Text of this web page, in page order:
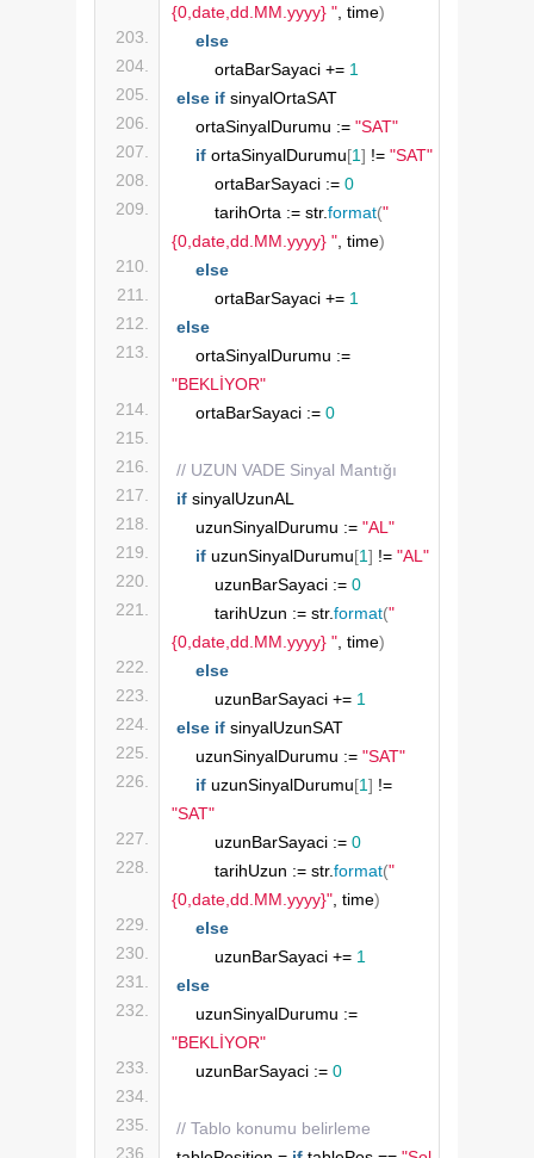
{0,date,dd.MM.yyyy} ", time)
else
        ortaBarSayaci +=
1
else if sinyalOrtaSAT
    ortaSinyalDurumu :=
"SAT"
if ortaSinyalDurumu[1] != "SAT"
        ortaBarSayaci :=
0
        tarihOrta := str.
format("
{0,date,dd.MM.yyyy} ", time)
else
        ortaBarSayaci +=
1
else
"BEKLİYOR"
    ortaBarSayaci :=
0
// UZUN VADE Sinyal Mantığı
if sinyalUzunAL
    uzunSinyalDurumu :=
"AL"
if uzunSinyalDurumu[1] != "AL"
        uzunBarSayaci :=
0
        tarihUzun := str.
format("
{0,date,dd.MM.yyyy} ", time)
else
        uzunBarSayaci +=
1
else if sinyalUzunSAT
    uzunSinyalDurumu :=
"SAT"
if uzunSinyalDurumu[1]
"SAT"
        uzunBarSayaci :=
0
        tarihUzun := str.
format("
{0,date,dd.MM.yyyy}", time)
else
        uzunBarSayaci +=
1
else
"BEKLİYOR"
    uzunBarSayaci :=
0
// Tablo konumu belirleme